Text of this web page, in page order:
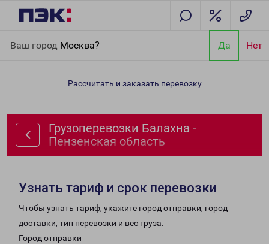
Ваш город Москва? Да Нет
область
Рассчитать и заказать перевозку
Грузоперевозки Балахна -
Пензенская область
Узнать тариф и срок перевозки
Чтобы узнать тариф, укажите город отправки, город
доставки, тип перевозки и вес груза.
Город отправки